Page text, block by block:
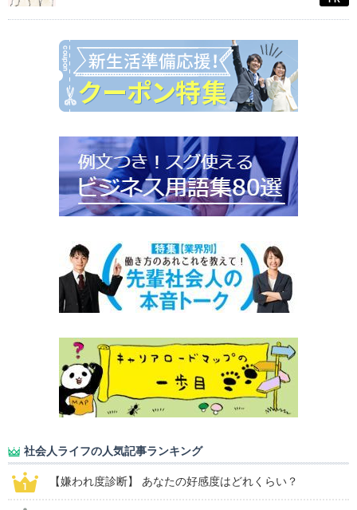
社会人ライフの人気記事ランキング
【嫌われ度診断】 あなたの好感度はどれくらい？